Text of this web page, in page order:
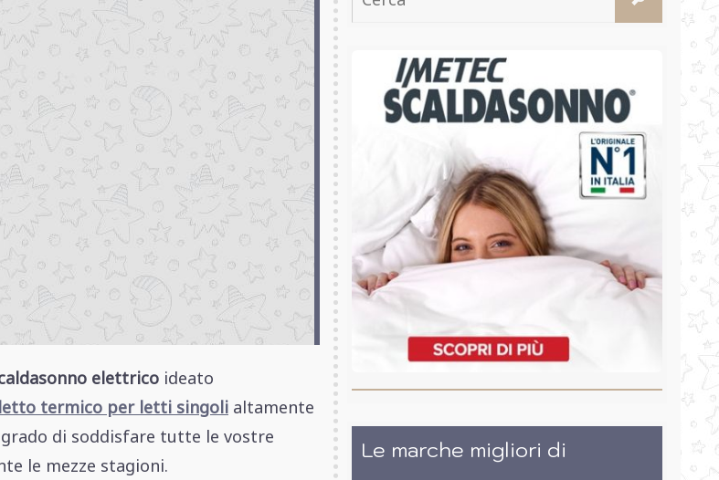
elettrico ideato
termico per letti singoli altamente
di soddisfare tutte le vostre
le mezze stagioni.
Le marche migliori di